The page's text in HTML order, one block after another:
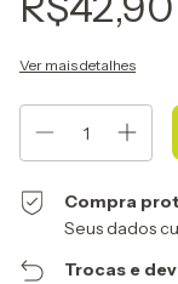
Ver mais detalhes
Compra
Seus dados
Trocas e